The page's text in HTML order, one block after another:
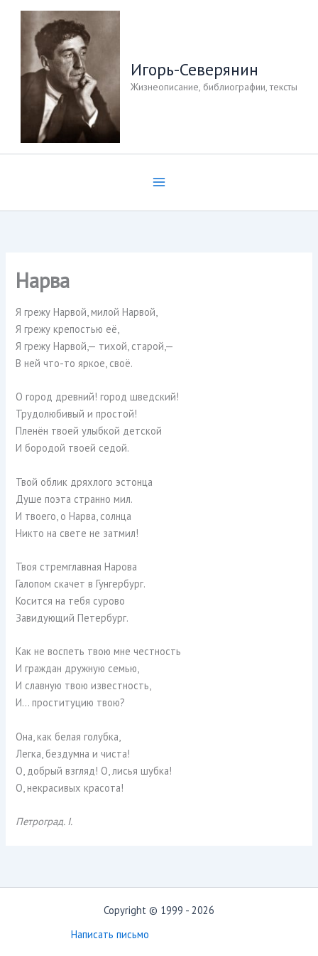
Перейти
содержимому
Игорь-Северянин
Жизнеописание, библиографии, тексты
Нарва
Я грежу Нарвой, милой Нарвой,
Я грежу крепостью её,
Я грежу Нарвой,— тихой, старой,—
В ней что-то яркое, своё.
О город древний! город шведский!
Трудолюбивый и простой!
Пленён твоей улыбкой детской
И бородой твоей седой.
Твой облик дряхлого эстонца
Душе поэта странно мил.
И твоего, о Нарва, солнца
Никто на свете не затмил!
Твоя стремглавная Нарова
Галопом скачет в Гунгербург.
Косится на тебя сурово
Завидующий Петербург.
Как не воспеть твою мне честность
И граждан дружную семью,
И славную твою известность,
И… проституцию твою?
Она, как белая голубка,
Легка, бездумна и чиста!
О, добрый взгляд! О, лисья шубка!
О, некрасивых красота!
Петроград. I.
Copyright © 1999 - 2026
Написать письмо